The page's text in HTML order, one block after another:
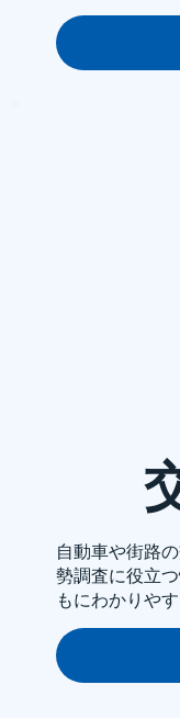
自動車や街路
勢調査に役立
もにわかりや